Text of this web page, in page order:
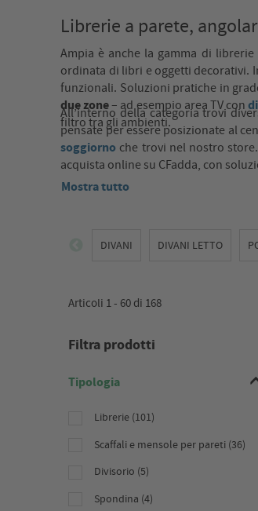
Librerie a parete,
Ampia è anche la gamma di
ordinata di libri e oggetti decorativi.
funzionali. Soluzioni pratiche in
due zone– ad esempio area TV con
filtro tra gli ambienti.
All’interno della categoria trovi
pensate per essere posizionate al
soggiorno che trovi nel nostro
acquista online su CFadda, con
Mostra tutto
DIVANI DIVANI LETTO
Articoli 1 - 60 di 168
Filtra prodotti
Tipologia
Librerie (101)
Scaffali e mensole per pareti (36)
Divisorio (5)
Spondina (4)